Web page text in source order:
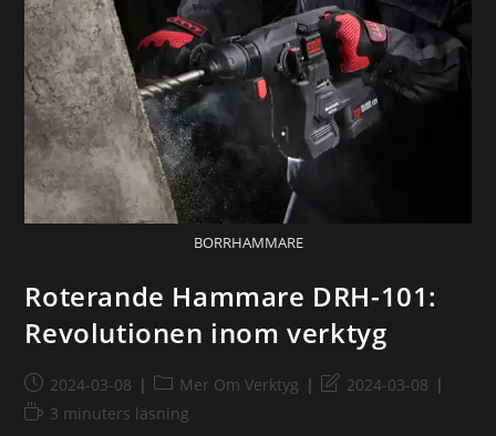
BORRHAMMARE
Roterande Hammare DRH-101:
Revolutionen inom verktyg
2024-03-08 Mer Om Verktyg
2024-03-08
3 minuters läsning